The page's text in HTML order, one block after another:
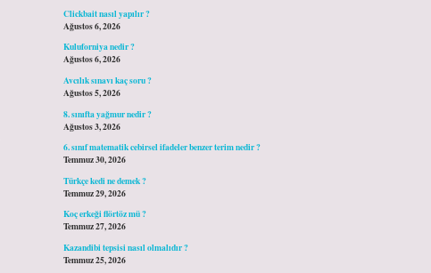
Clickbait nasıl yapılır ?
Ağustos 6, 2026
Kuluforniya nedir ?
Ağustos 6, 2026
Avcılık sınavı kaç soru ?
Ağustos 5, 2026
8. sınıfta yağmur nedir ?
Ağustos 3, 2026
6. sınıf matematik cebirsel ifadeler benzer terim nedir ?
Temmuz 30, 2026
Türkçe kedi ne demek ?
Temmuz 29, 2026
Koç erkeği flörtöz mü ?
Temmuz 27, 2026
Kazandibi tepsisi nasıl olmalıdır ?
Temmuz 25, 2026